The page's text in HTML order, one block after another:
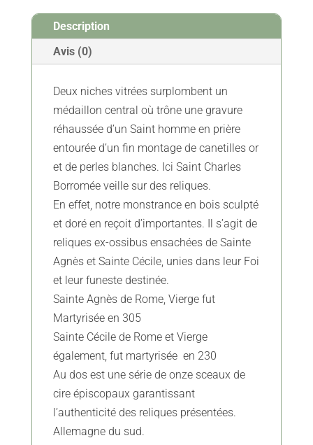
Et
Cécile
XVIIIe
Vendu
Description
Avis (0)
Deux niches vitrées surplombent un
médaillon central où trône une gravure
réhaussée d’un Saint homme en prière
entourée d’un fin montage de canetilles or
et de perles blanches. Ici Saint Charles
Borromée veille sur des reliques.
En effet, notre monstrance en bois sculpté
et doré en reçoit d’importantes. Il s’agit de
reliques ex-ossibus ensachées de Sainte
Agnès et Sainte Cécile, unies dans leur Foi
et leur funeste destinée.
Sainte Agnès de Rome, Vierge fut
Martyrisée en 305
Sainte Cécile de Rome et Vierge
également, fut martyrisée en 230
Au dos est une série de onze sceaux de
cire épiscopaux garantissant
l’authenticité des reliques présentées.
Allemagne du sud.